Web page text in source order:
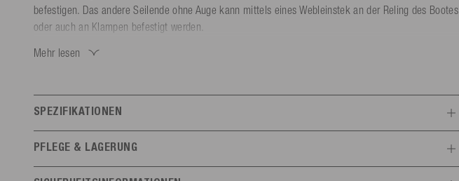
befestigen. Das andere Seilende ohne Auge kann mittels eines Webleinstek an der Reling des Bootes
oder auch an Klampen befestigt werden.
sowie wasserabweisend. Die weiche und glatte Oberfläche des Fenderseils vermeidet Schäden durch
Wähle aus verschiedenen Farben und Größen die passende Fenderleine zu deinem Boot:
Mehr lesen
SPEZIFIKATIONEN
PFLEGE & LAGERUNG